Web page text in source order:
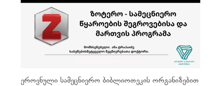
ეროვნული სამეცნიერო ბიბლიოთეკის ორგანიზებით